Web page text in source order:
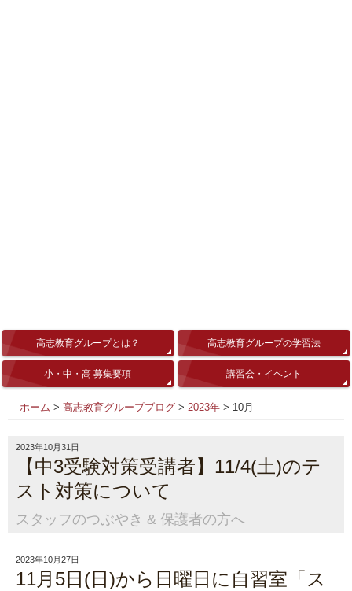
高志教育グループとは？ 高志教育グループの学習法
小・中・高 募集要項 講習会・イベント
ホーム > 高志教育グループブログ > 2023年 > 10月
2023年10月31日
【中3受験対策受講者】11/4(土)のテ
スト対策について
スタッフのつぶやき & 保護者の方へ
2023年10月27日
11月5日(日)から日曜日に自習室「ス